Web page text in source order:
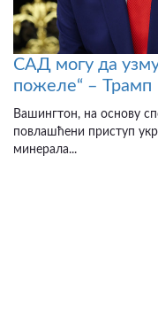
САД могу да
пожеле“ – Трамп
Вашингтон, на основу
повлашћени приступ
минерала...